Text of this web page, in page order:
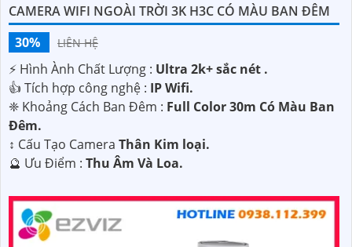
CAMERA WIFI NGOÀI TRỜI 3K H3C CÓ MÀU BAN ĐÊM
30%
LIÊN HỆ
️⚡ Hình Ành Chất Lượng : Ultra 2k+ sắc nét .
👍 Tích hợp công nghệ : IP Wifi.
❈ Khoảng Cách Ban Đêm : Full Color 30m Có Màu Ban
Ðêm.
↕️ Cấu Tạo Camera Thân Kim loại.
️🔮 Ưu Điểm : Thu Âm Và Loa.